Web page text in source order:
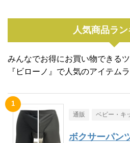
人気商品ラ
みんなでお得にお買い物できる
『ビローノ』で人気のアイテム
通販 ベビー・キ
ボクサーパン